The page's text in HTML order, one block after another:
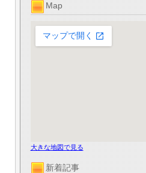
Map
大きな地図で見る
新着記事